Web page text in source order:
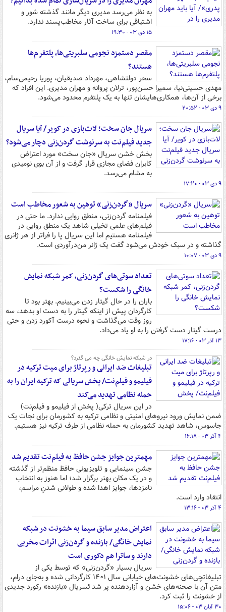
به نظر می‌رسد مدیری دیگر مانند گذشته شور و
اشتیاقی برای ساخت آثار مخاطب‌پسند ندارد.
۱۵ دی ۰۳ - ۱۹:۳۰
مقصر دستمزد نجومی سلبریتی‌ها، پلتفرم‌ها
هستند؟
سحر دولتشاهی، مهرداد صدیقیان، پوریا رحیمی‌سام،
مهدی حسینی‌نیا، سمیرا حسن‌پور، ترلان پروانه و مهران مدیری. این افراد که
برخی از آن‌ها، همکاری‌هایشان تنها به یک پلتفرم محدود می‌شود.
۹ دی ۰۳ - ۲۰:۵۲
سریال جان سخت؛ لات‌بازی در کویر/ آیا سریال
جدید فیلم‌نت به سرنوشت گردن‌زنی دچار می‌شود؟
‌بخش خشن سریال «جان سخت» مورد اعتراض
کابران فضای مجازی قرار گرفت و از آن بوی نومیدی
به مشام می‌رسد.
۹ دی ۰۳ - ۱۷:۲۰
سریال «گردن‌زنی» توهین به شعور مخاطب است
فیلمنامه گردن‌زنی، منطق روایی ندارد. ما حتی در
فیلم‌های علمی تخیلی شاهد یک منطق روایی در
فیلمنامه هستیم اما این سریال پا را فراتر از هر ژانری
گذاشته و در سبک خودش می‌شود گفت یک ژانر من‌درآوردی است.
۹ دی ۰۳ - ۱۰:۰۷
تعداد سوتی‌های گردن‌زنی، کمر شبکه نمایش
خانگی را شکست؟
باران را در حال گیتار زدن می‌بینیم. بهتر بود تا
کارگردان پیش از اینکه گیتار را به دست او بدهد، سه
روز وقت می‌گذاشت و نحوه درست آکورد زدن و حتی
درست گیتار دست گرفتن را به او یاد می‌داد.
۱۳ آذر ۰۳ - ۱۷:۱۶
در شبکه نمایش خانگی چه می گذرد؟
تبلیغات ضد ایرانی و رپرتاژ برای میت ترکیه در
فیلیمو و فیلم‌نت/ پخش سریالی که ترکیه ایران را به
حمله نظامی تهدید می‌کند
در این سریال ترکی( پخش از فیلیمو و فیلم‌نت)
ضمن نمایش ورود نیروهای امنیتی و نظامی ترکیه به کشورمان برای نجات یک
جاسوس، شاهد تهدید کشورمان به حمله نظامی از طرف ترکیه نیز هستیم.
۴ آذر ۰۳ - ۱۶:۱۸
مهمترین جوایز جشن حافظ به فیلم‌نت تقدیم شد
جشن سینمایی و تلویزیونی حافظ منظم‌تر از گذشته
و در یک مکان بهتر برگزار شد؛ اما هنوز به انتخاب
نامزدها، جوایز اهدا شده و طولانی شدنِ مراسم،
انتقاد وارد است.
۴ آذر ۰۳ - ۱۳:۱۶
اعتراض مدیر سابق سیما به خشونت در شبکه
نمایش خانگی/ بازنده و گردن‌زنی اثرات مخربی
دارند و ساترا هم دکوری است
سریال بسیار «گردن‌زنی» که توسط یکی از
تبلیغاتچی‌های خشونت‌های خیابانی سال ۱۴۰۱ کارگردانی شده و به‌جای درام،
متن آن با صحنه‌های خشن و آزاردهنده پر شد ئسریال «بازنده» رکورد جدیدی
از خشونت را ثبت کرد.
۳۰ آبان ۰۳ - ۱۵:۰۶